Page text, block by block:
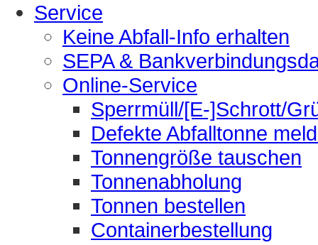
Service
Keine Abfall-Info erhalten
SEPA &
Online-Service
Sperrmüll/[E-]Schrott/
Defekte Abfalltonne
Tonnengröße tauschen
Tonnenabholung
Tonnen bestellen
Containerbestellung